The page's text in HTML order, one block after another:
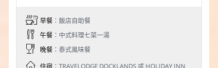
早餐：飯店自助餐
午餐：中式料理七菜一湯
晚餐：泰式風味餐
住宿：TRAVELODGE DOCKLANDS 或 HOLIDAY INN